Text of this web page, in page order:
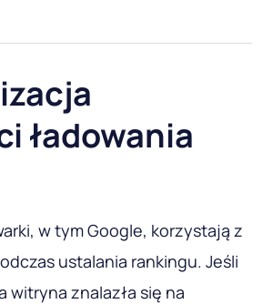
ładowania
w tym Google, korzystają z
ustalania rankingu. Jeśli
witryna znalazła się na